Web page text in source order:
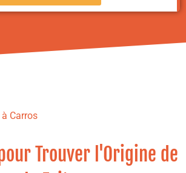
Carros
Trouver l'Origine de